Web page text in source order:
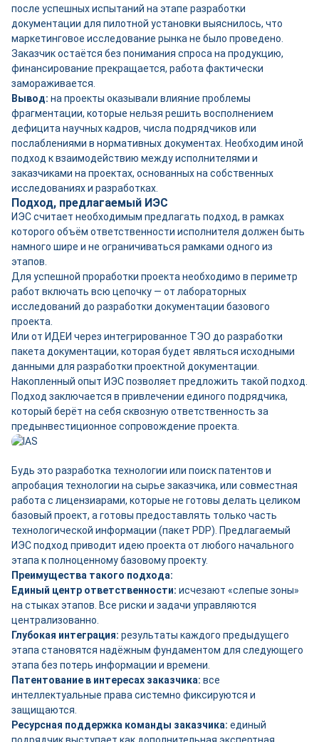
после успешных испытаний на этапе разработки
документации для пилотной установки выяснилось, что
маркетинговое исследование рынка не было проведено.
Заказчик остаётся без понимания спроса на продукцию,
финансирование прекращается, работа фактически
замораживается.
Вывод: на проекты оказывали влияние проблемы
фрагментации, которые нельзя решить восполнением
дефицита научных кадров, числа подрядчиков или
послаблениями в нормативных документах. Необходим иной
подход к взаимодействию между исполнителями и
заказчиками на проектах, основанных на собственных
исследованиях и разработках.
Подход, предлагаемый ИЭС
ИЭС считает необходимым предлагать подход, в рамках
которого объём ответственности исполнителя должен быть
намного шире и не ограничиваться рамками одного из
этапов.
Для успешной проработки проекта необходимо в периметр
работ включать всю цепочку — от лабораторных
исследований до разработки документации базового
проекта.
Или от ИДЕИ через интегрированное ТЭО до разработки
пакета документации, которая будет являться исходными
данными для разработки проектной документации.
Накопленный опыт ИЭС позволяет предложить такой подход.
Подход заключается в привлечении единого подрядчика,
который берёт на себя сквозную ответственность за
предынвестиционное сопровождение проекта.
Будь это разработка технологии или поиск патентов и
апробация технологии на сырье заказчика, или совместная
работа с лицензиарами, которые не готовы делать целиком
базовый проект, а готовы предоставлять только часть
технологической информации (пакет PDP). Предлагаемый
ИЭС подход приводит идею проекта от любого начального
этапа к полноценному базовому проекту.
Преимущества такого подхода:
Единый центр ответственности: исчезают «слепые зоны»
на стыках этапов. Все риски и задачи управляются
централизованно.
Глубокая интеграция: результаты каждого предыдущего
этапа становятся надёжным фундаментом для следующего
этапа без потерь информации и времени.
Патентование в интересах заказчика: все
интеллектуальные права системно фиксируются и
защищаются.
Ресурсная поддержка команды заказчика: единый